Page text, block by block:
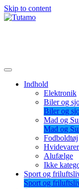
Skip to content
Indhold
Elektronik
Biler og
Biler og
Mad og
Mad og
Fodboldtøj
Hvidevarer
Alufælge
Ikke
Sport og
Sport og